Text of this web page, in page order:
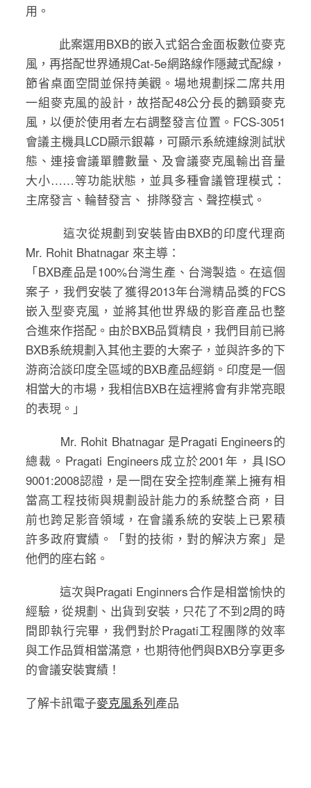
用。
此案選用BXB的嵌入式鋁合金面板數位麥克
風，再搭配世界通規Cat-5e網路線作隱藏式配線，
節省桌面空間並保持美觀。場地規劃採二席共用
一組麥克風的設計，故搭配48公分長的鵝頸麥克
風，以便於使用者左右調整發言位置。FCS-3051
會議主機具LCD顯示銀幕，可顯示系統連線測試狀
態、連接會議單體數量、及會議麥克風輸出音量
大小……等功能狀態，並具多種會議管理模式：
主席發言、輪替發言、 排隊發言、聲控模式。
這次從規劃到安裝皆由BXB的印度代理商
Mr. Rohit Bhatnagar 來主導：
「BXB產品是100%台灣生產、台灣製造。在這個
案子，我們安裝了獲得2013年台灣精品獎的FCS
嵌入型麥克風，並將其他世界級的影音產品也整
合進來作搭配。由於BXB品質精良，我們目前已將
BXB系統規劃入其他主要的大案子，並與許多的下
游商洽談印度全區域的BXB產品經銷。印度是一個
相當大的市場，我相信BXB在這裡將會有非常亮眼
的表現。」
Mr. Rohit Bhatnagar 是Pragati Engineers的
總裁。Pragati Engineers成立於2001年，具ISO
9001:2008認證，是一間在安全控制產業上擁有相
當高工程技術與規劃設計能力的系統整合商，目
前也跨足影音領域，在會議系統的安裝上已累積
許多政府實績。「對的技術，對的解決方案」是
他們的座右銘。
這次與Pragati Enginners合作是相當愉快的
經驗，從規劃、出貨到安裝，只花了不到2周的時
間即執行完畢，我們對於Pragati工程團隊的效率
與工作品質相當滿意，也期待他們與BXB分享更多
的會議安裝實績！
了解卡訊電子麥克風系列產品